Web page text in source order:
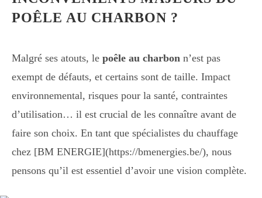
POÊLE AU CHARBON ?
Malgré ses atouts, le poêle au charbon n’est pas
exempt de défauts, et certains sont de taille. Impact
environnemental, risques pour la santé, contraintes
d’utilisation… il est crucial de les connaître avant de
faire son choix. En tant que spécialistes du chauffage
chez [BM ENERGIE](https://bmenergies.be/), nous
pensons qu’il est essentiel d’avoir une vision complète.